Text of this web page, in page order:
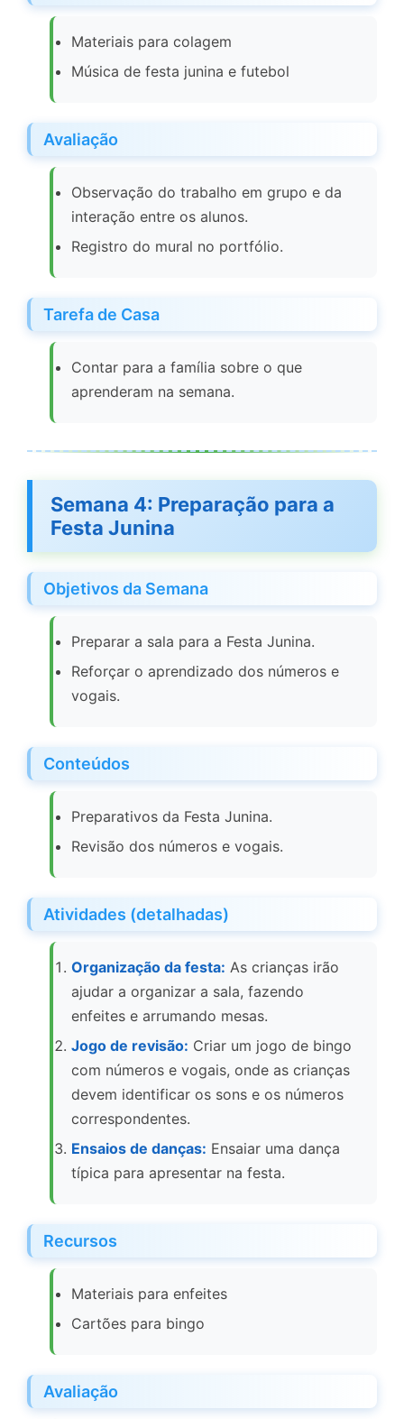
Materiais para colagem
Música de festa junina e futebol
Avaliação
Observação do trabalho em grupo e da
interação entre os alunos.
Registro do mural no portfólio.
Tarefa de Casa
Contar para a família sobre o que
aprenderam na semana.
Semana 4: Preparação para a
Festa Junina
Objetivos da Semana
Preparar a sala para a Festa Junina.
Reforçar o aprendizado dos números e
vogais.
Conteúdos
Preparativos da Festa Junina.
Revisão dos números e vogais.
Atividades (detalhadas)
Organização da festa: As crianças irão
ajudar a organizar a sala, fazendo
enfeites e arrumando mesas.
Jogo de revisão: Criar um jogo de bingo
com números e vogais, onde as crianças
devem identificar os sons e os números
correspondentes.
Ensaios de danças: Ensaiar uma dança
típica para apresentar na festa.
Recursos
Materiais para enfeites
Cartões para bingo
Avaliação